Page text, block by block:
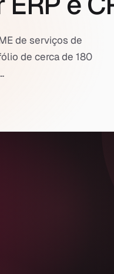
de serviços de
de cerca de 180